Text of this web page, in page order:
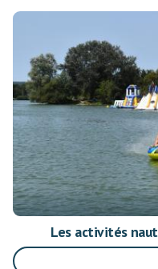
Les activités